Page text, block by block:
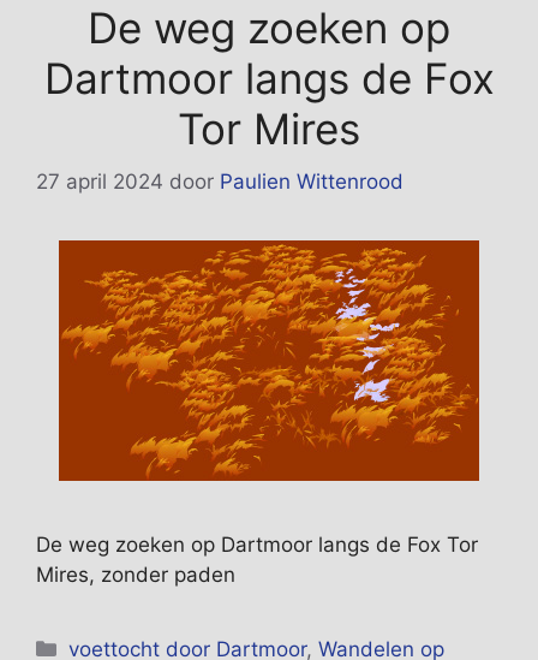
De weg zoeken op
Dartmoor langs de Fox
Tor Mires
27 april 2024 door Paulien Wittenrood
De weg zoeken op Dartmoor langs de Fox Tor
Mires, zonder paden
Categorieën
voettocht door Dartmoor,Wandelen op